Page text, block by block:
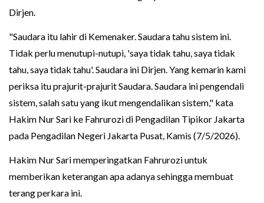
Dirjen.
"Saudara itu lahir di Kemenaker. Saudara tahu sistem ini.
Tidak perlu menutupi-nutupi, 'saya tidak tahu, saya tidak
tahu, saya tidak tahu'. Saudara ini Dirjen. Yang kemarin kami
periksa itu prajurit-prajurit Saudara. Saudara ini pengendali
sistem, salah satu yang ikut mengendalikan sistem," kata
Hakim Nur Sari ke Fahrurozi di Pengadilan Tipikor Jakarta
pada Pengadilan Negeri Jakarta Pusat, Kamis (7/5/2026).
Hakim Nur Sari memperingatkan Fahrurozi untuk
memberikan keterangan apa adanya sehingga membuat
terang perkara ini.